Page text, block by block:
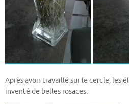
Après avoir travaillé sur le cercle, les
inventé de belles rosaces: